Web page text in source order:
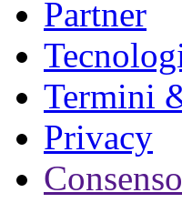
Partner
Termini
Privacy